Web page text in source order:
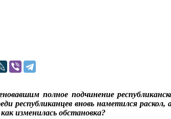
полное подчинение
республиканцев вновь наметился раскол,
изменилась обстановка?